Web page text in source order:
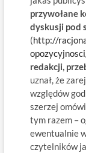
przywołane
dyskusji pod
(http://
redakcji,
uznał, że
względów
szerzej
tym razem –
ewentualnie
czytelników